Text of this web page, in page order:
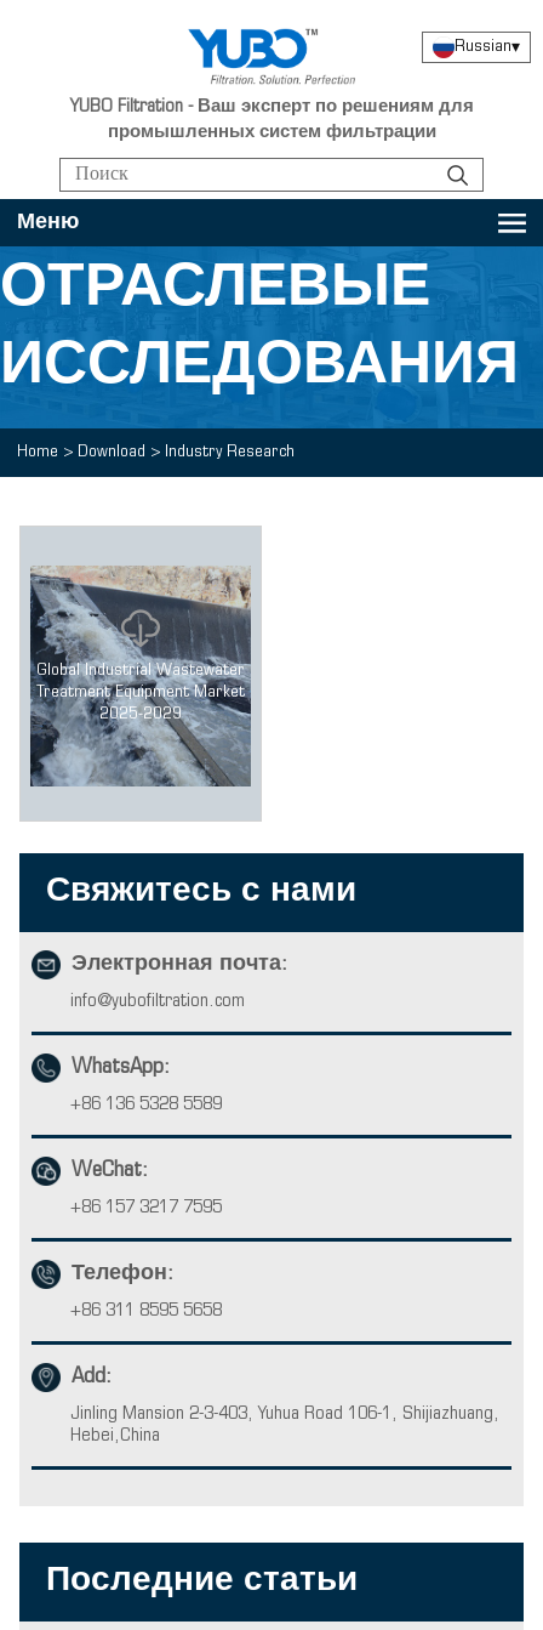
YUBO Filtration - Ваш эксперт по решениям для
промышленных систем фильтрации
Russian▾
Меню
ОТРАСЛЕВЫЕ
ИССЛЕДОВАНИЯ
Home > Download > Industry Research
Global Industrial Wastewater
Treatment Equipment Market
2025-2029
Свяжитесь с нами
Электронная почта:
info@yubofiltration.com
WhatsApp:
+86 136 5328 5589
WeChat:
+86 157 3217 7595
Телефон:
+86 311 8595 5658
Add:
Jinling Mansion 2-3-403, Yuhua Road 106-1, Shijiazhuang,
Hebei,China
Последние статьи